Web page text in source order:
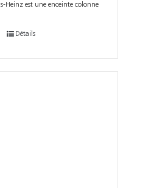
Heinz est une enceinte colonne
Détails